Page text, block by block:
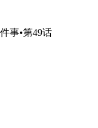
事•第49话